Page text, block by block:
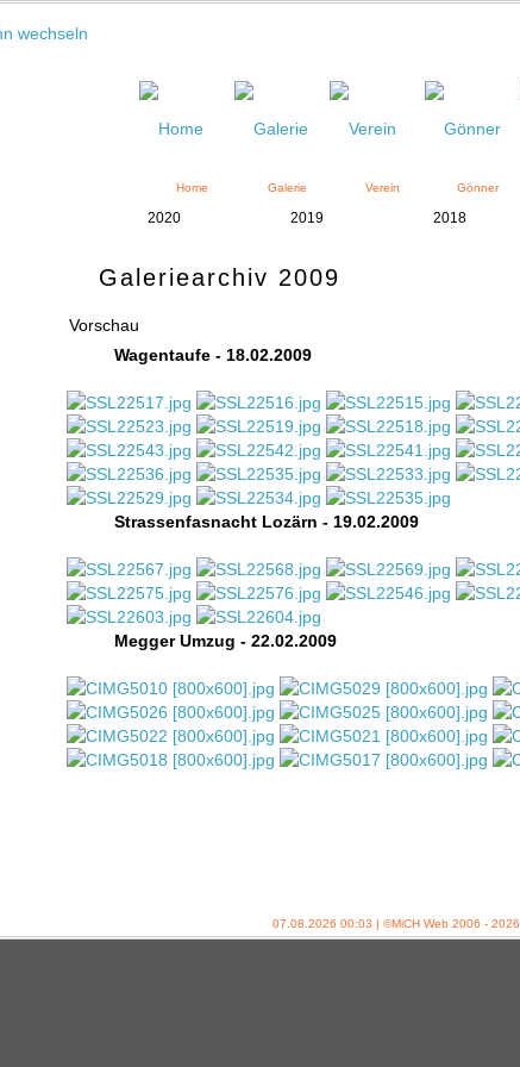
Home Galerie Verein Gönner
2020 2019 2018
Galeriearchiv 2009
Vorschau
Wagentaufe - 18.02.2009
Strassenfasnacht Lozärn - 19.02.2009
Megger Umzug - 22.02.2009
07.08.2026 00:03 | ©MiCH Web 2006 - 2026